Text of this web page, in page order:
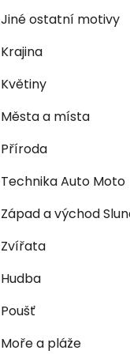
Jiné ostatní motivy
Krajina
Květiny
Města a místa
Příroda
Technika Auto Moto
Západ a východ
Zvířata
Hudba
Poušť
Moře a pláže